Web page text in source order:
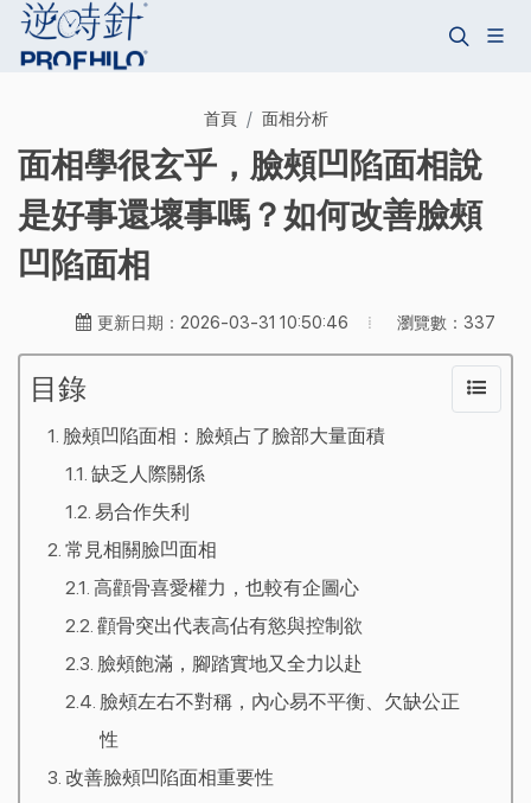
首頁 面相分析
面相學很玄乎，臉頰凹陷面相說
是好事還壞事嗎？如何改善臉頰
凹陷面相
更新日期：2026-03-31 10:50:46 瀏覽數：337
目錄
臉頰凹陷面相：臉頰占了臉部大量面積
缺乏人際關係
易合作失利
常見相關臉凹面相
高顴骨喜愛權力，也較有企圖心
顴骨突出代表高佔有慾與控制欲
臉頰飽滿，腳踏實地又全力以赴
臉頰左右不對稱，內心易不平衡、欠缺公正
性
改善臉頰凹陷面相重要性